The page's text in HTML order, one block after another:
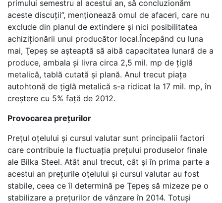
primului semestru al acestui an, să concluzionăm
aceste discuţii”, menţionează omul de afaceri, care nu
exclude din planul de extindere și nici posibilitatea
achiziţionării unui producător local.Începând cu luna
mai, Ţepeş se aşteaptă să aibă capacitatea lunară de a
produce, ambala şi livra circa 2,5 mil. mp de ţiglă
metalică, tablă cutată şi plană. Anul trecut piaţa
autohtonă de ţiglă metalică s-a ridicat la 17 mil. mp, în
creştere cu 5% faţă de 2012.
Provocarea preţurilor
Preţul oţelului şi cursul valutar sunt principalii factori
care contribuie la fluctuaţia preţului produselor finale
ale Bilka Steel. Atât anul trecut, cât şi în prima parte a
acestui an preţurile oţelului şi cursul valutar au fost
stabile, ceea ce îl determină pe Ţepeş să mizeze pe o
stabilizare a preţurilor de vânzare în 2014. Totuşi